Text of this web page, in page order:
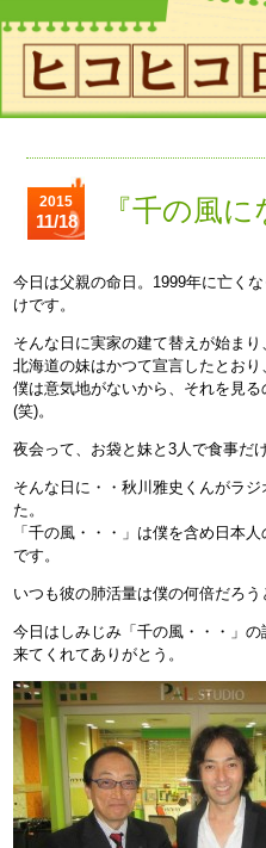
2015
11/18 『千の風
今日は父親の命日。1999年に亡く
けです。
そんな日に実家の建て替えが始まり
北海道の妹はかつて宣言したとおり
僕は意気地がないから、それを見
(笑)。
夜会って、お袋と妹と3人で食事だ
そんな日に・・秋川雅史くんがラ
た。
「千の風・・・」は僕を含め日本
です。
いつも彼の肺活量は僕の何倍だろう
今日はしみじみ「千の風・・・」の
来てくれてありがとう。